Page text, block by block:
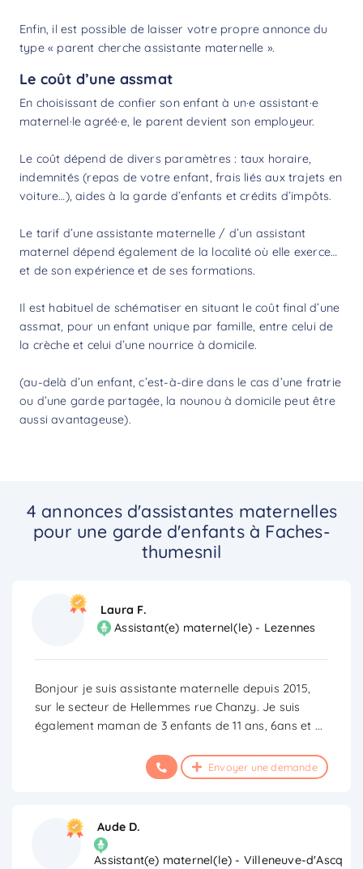
Enfin, il est possible de laisser votre propre annonce du
type « parent cherche assistante maternelle ».
Le coût d’une assmat
En choisissant de confier son enfant à un·e assistant·e
maternel·le agréé·e, le parent devient son employeur.
Le coût dépend de divers paramètres : taux horaire,
indemnités (repas de votre enfant, frais liés aux trajets en
voiture…),aides à la garde d’enfants et crédits d’impôts.
Le tarif d’une assistante maternelle / d’un assistant
maternel dépend également de la localité où elle exerce…
et de son expérience et de ses formations.
Il est habituel de schématiser en situant le coût final d’une
assmat, pour un enfant unique par famille, entre celui de
la crèche et celui d’une nourrice à domicile.
(au-delà d’un enfant, c’est-à-dire dans le cas d’une fratrie
ou d’une garde partagée, la nounou à domicile peut être
aussi avantageuse).
4 annonces d'assistantes maternelles
pour une garde d'enfants à Faches-
thumesnil
Laura F.
Assistant(e) maternel(le) - Lezennes
Bonjour je suis assistante maternelle depuis 2015,
sur le secteur de Hellemmes rue Chanzy. Je suis
également maman de 3 enfants de 11 ans, 6ans et ...
Envoyer une demande
Aude D.
Assistant(e) maternel(le) - Villeneuve-d'Ascq